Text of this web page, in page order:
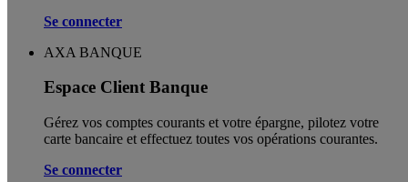
Se connecter
AXA BANQUE
Espace Client Banque
Gérez vos comptes courants et votre épargne, pilotez votre
carte bancaire et effectuez toutes vos opérations courantes.
Se connecter